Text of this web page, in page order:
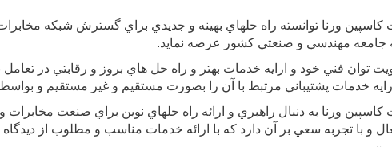
ورنا توانسته راه حلهاي بهينه و جديدي براي گسترش شبکه
جامعه مهندسي و صنعتي کشور عرضه نمايد.
توان فني خود و ارايه خدمات بهتر و راه حل هاي بروز و رقابتي در تعامل
خدمات پشتيباني مرتبط با آن را بصورت مستقيم و غير مستقيم و
ورنا به دنبال راهبري و ارائه راه حلهاي نوين براي صنعت
و با تجربه سعي بر آن دارد که با ارائه خدمات مناسب و مطلوب از